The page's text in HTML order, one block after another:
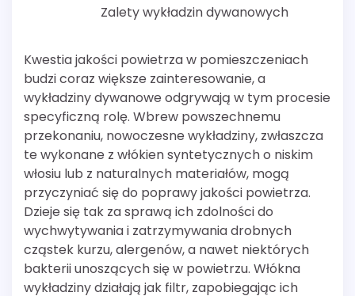
Zalety wykładzin dywanowych
Kwestia jakości powietrza w pomieszczeniach
budzi coraz większe zainteresowanie, a
wykładziny dywanowe odgrywają w tym procesie
specyficzną rolę. Wbrew powszechnemu
przekonaniu, nowoczesne wykładziny, zwłaszcza
te wykonane z włókien syntetycznych o niskim
włosiu lub z naturalnych materiałów, mogą
przyczyniać się do poprawy jakości powietrza.
Dzieje się tak za sprawą ich zdolności do
wychwytywania i zatrzymywania drobnych
cząstek kurzu, alergenów, a nawet niektórych
bakterii unoszących się w powietrzu. Włókna
wykładziny działają jak filtr, zapobiegając ich